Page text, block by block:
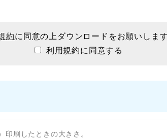
約に同意の上ダウンロードをお願いします
利用規約に同意する
刷したときの大きさ。